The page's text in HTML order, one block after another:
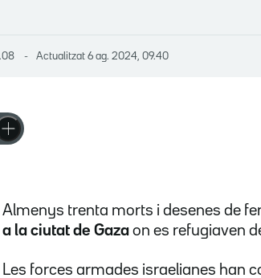
Actualitzat 6 ag. 2024, 09.40
Almenys trenta morts i desenes de
a la ciutat de Gaza on es refugiaven
Les forces armades israelianes han